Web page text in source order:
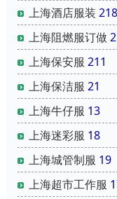
上海酒店服装 218
上海阻燃服订做
上海保安服 211
上海保洁服 21
上海牛仔服 13
上海迷彩服 18
上海城管制服 19
上海超市工作服